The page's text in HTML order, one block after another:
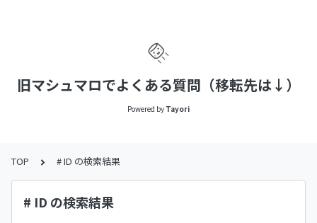
旧マシュマロでよくある質問（移転先は↓）
Powered by Tayori
TOP # ID の検索結果
# ID の検索結果